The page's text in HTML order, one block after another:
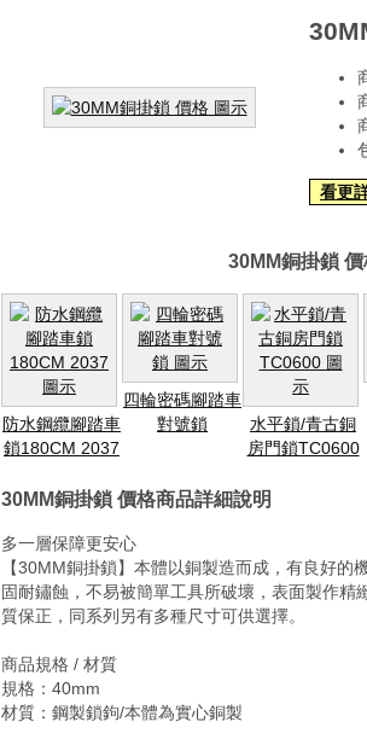
看更
30MM銅掛鎖
防水鋼纜腳踏車
鎖180CM 2037
四輪密碼腳踏車
對號鎖
水平鎖/青古銅
房門鎖TC0600
30MM銅掛鎖 價格商品詳細說明
多一層保障更安心
【30MM銅掛鎖】本體以銅製造而成，有良好
固耐鏽蝕，不易被簡單工具所破壞，表面製作
質保正，同系列另有多種尺寸可供選擇。
商品規格 / 材質
規格：40mm
材質：鋼製鎖鉤/本體為實心銅製